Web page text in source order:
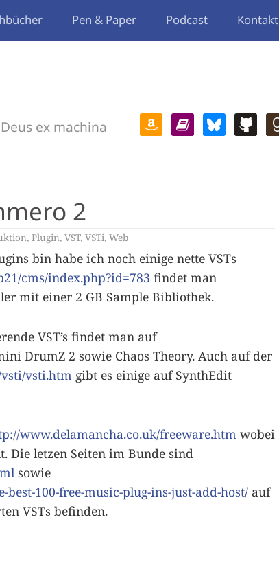
Pen & Paper Podcast Kontakt
Deus ex machina
2
, Plugin, VST, VSTi, Web
bin habe ich noch einige nette VSTs
cms/index.php?id=783 findet man
mit einer 2 GB Sample Bibliothek.
VST’s findet man auf
DrumZ 2 sowie Chaos Theory. Auch auf der
vsti.htm gibt es einige auf SynthEdit
www.delamancha.co.uk/freeware.htm wobei
Die letzen Seiten im Bunde sind
sowie
100-free-music-plug-ins-just-add-host/ auf
VSTs befinden.